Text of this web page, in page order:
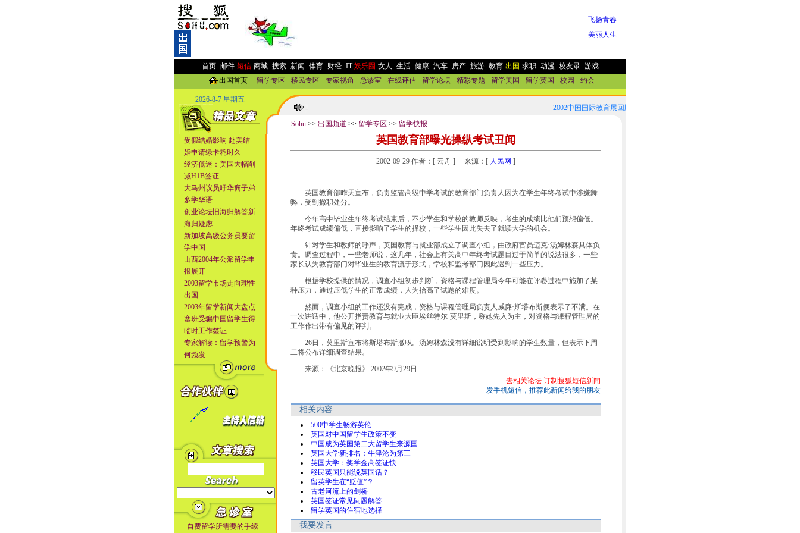
飞扬青春
美丽人生
首页- 邮件-短信-商城- 搜索-新闻- 体育-财经- IT-娱乐圈-女人-生活- 健康-汽车-房产- 旅游-教育-出国-求职-动漫- 校友录- 游戏
出国首页
留学专区- 移民专区- 专家视角 - 急诊室- 在线评估- 留学论坛- 精彩专题 - 留学美国 - 留学英国 - 校园 - 约会
2026-8-7 星期五
受假结婚影响 赴美结
婚申请绿卡耗时久
经济低迷：美国大幅削
减H1B签证
大马州议员吁华裔子弟
多学华语
创业论坛旧海归解答新
海归疑虑
新加坡高级公务员要留
学中国
山西2004年公派留学申
报展开
2003留学市场走向理性
出国
2003年留学新闻大盘点
塞班受骗中国留学生得
临时工作签证
专家解读：留学预警为
何频发
自费留学所需要的手续
2002中国国际教育展回顾！
Sohu >> 出国频道 >> 留学专区 >> 留学快报
英国教育部曝光操纵考试丑闻
2002-09-29 作者：[ 云舟 ] 来源：[ 人民网 ]
英国教育部昨天宣布，负责监管高级中学考试的教育部门负责人因为在学生年终考试中涉嫌舞
弊，受到撤职处分。
今年高中毕业生年终考试结束后，不少学生和学校的教师反映，考生的成绩比他们预想偏低。
年终考试成绩偏低，直接影响了学生的择校，一些学生因此失去了就读大学的机会。
针对学生和教师的呼声，英国教育与就业部成立了调查小组，由政府官员迈克·汤姆林森具体负
责。调查过程中，一些老师说，这几年，社会上有关高中年终考试题目过于简单的说法很多，一些
家长认为教育部门对毕业生的教育流于形式，学校和监考部门因此遇到一些压力。
根据学校提供的情况，调查小组初步判断，资格与课程管理局今年可能在评卷过程中施加了某
种压力，通过压低学生的正常成绩，人为抬高了试题的难度。
然而，调查小组的工作还没有完成，资格与课程管理局负责人威廉·斯塔布斯便表示了不满。在
一次讲话中，他公开指责教育与就业大臣埃丝特尔·莫里斯，称她先入为主，对资格与课程管理局的
工作作出带有偏见的评判。
26日，莫里斯宣布将斯塔布斯撤职。汤姆林森没有详细说明受到影响的学生数量，但表示下周
二将公布详细调查结果。
来源：《北京晚报》 2002年9月29日
去相关论坛 订制搜狐短信新闻
发手机短信，推荐此新闻给我的朋友
相关内容
500中学生畅游英伦
英国对中国留学生政策不变
中国成为英国第二大留学生来源国
英国大学新排名：牛津沦为第三
英国大学：奖学金高签证快
移民英国只能说英国话？
留英学生在“贬值”？
古老河流上的剑桥
英国签证常见问题解答
留学英国的住宿地选择
我要发言